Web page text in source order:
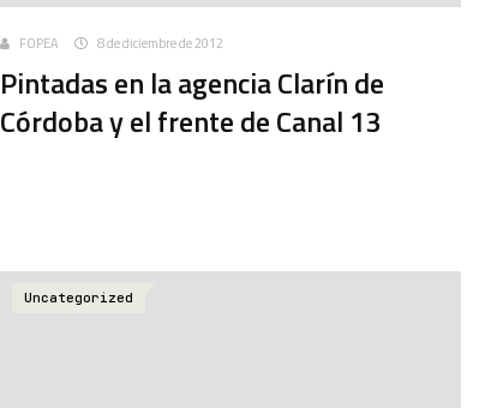
FOPEA 8 de diciembre de 2012
Pintadas en la agencia Clarín de
Córdoba y el frente de Canal 13
Uncategorized